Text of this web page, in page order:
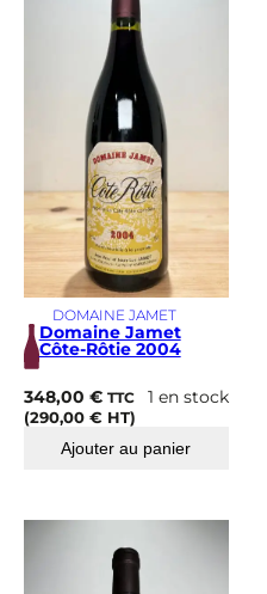
DOMAINE JAMET
Domaine Jamet
Côte-Rôtie 2004
348,00 € TTC
(290,00 €HT)
1 en stock
Ajouter au panier